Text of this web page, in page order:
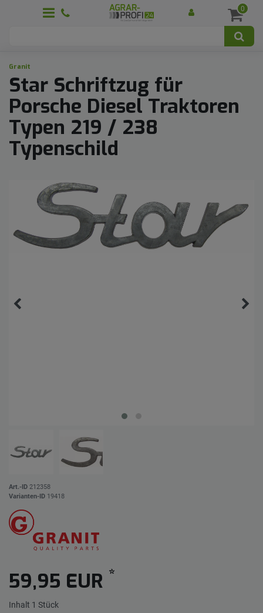
0
Granit
Star Schriftzug für
Porsche Diesel Traktoren
Typen 219 / 238
Typenschild
Art.-ID 212358
Varianten-ID 19418
59,95 EUR *
Inhalt 1 Stück